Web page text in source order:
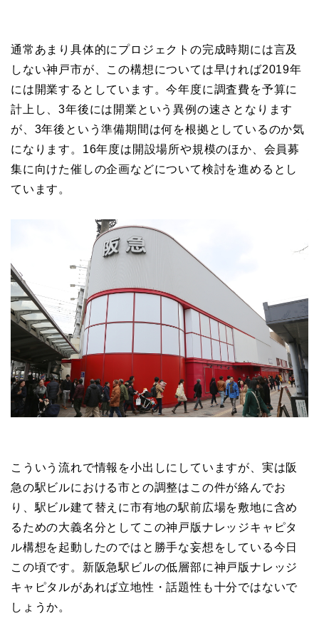
通常あまり具体的にプロジェクトの完成時期には言及
しない神戸市が、この構想については早ければ2019年
には開業するとしています。今年度に調査費を予算に
計上し、3年後には開業という異例の速さとなります
が、3年後という準備期間は何を根拠としているのか気
になります。16年度は開設場所や規模のほか、会員募
集に向けた催しの企画などについて検討を進めるとし
ています。
こういう流れで情報を小出しにしていますが、実は阪
急の駅ビルにおける市との調整はこの件が絡んでお
り、駅ビル建て替えに市有地の駅前広場を敷地に含め
るための大義名分としてこの神戸版ナレッジキャピタ
ル構想を起動したのではと勝手な妄想をしている今日
この頃です。新阪急駅ビルの低層部に神戸版ナレッジ
キャピタルがあれば立地性・話題性も十分ではないで
しょうか。